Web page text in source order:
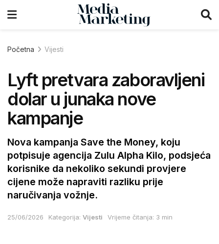
Početna Vijesti
Lyft pretvara zaboravljeni
dolar u junaka nove
kampanje
Nova kampanja Save the Money, koju
potpisuje agencija Zulu Alpha Kilo, podsjeća
korisnike da nekoliko sekundi provjere
cijene može napraviti razliku prije
naručivanja vožnje.
25/06/2026 Kategorija: Vijesti Vrijeme čitanja: 3 min